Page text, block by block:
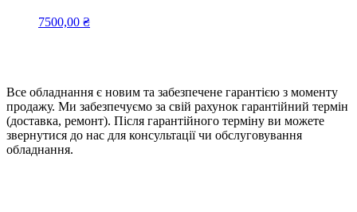
7500,00 ₴
Все обладнання є новим та забезпечене гарантією з моменту
продажу. Ми забезпечуємо за свій рахунок гарантійний термін
(доставка, ремонт). Після гарантійного терміну ви можете
звернутися до нас для консультації чи обслуговування
обладнання.